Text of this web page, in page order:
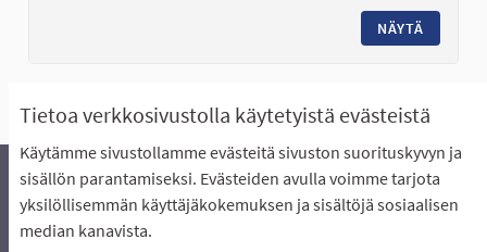
Tietoa verkkosivustolla käytetyistä evästeistä
Käytämme sivustollamme evästeitä sivuston suorituskyvyn ja
sisällön parantamiseksi. Evästeiden avulla voimme tarjota
yksilöllisemmän käyttäjäkokemuksen ja sisältöjä sosiaalisen
median kanavista.
NÄYTÄ
Näytä kaikki peruutetut tapaamiset
Äänestyksen pikaohjeet
Usein kysytyt kysymykset
Näin äänestät Asukasbudjetissa